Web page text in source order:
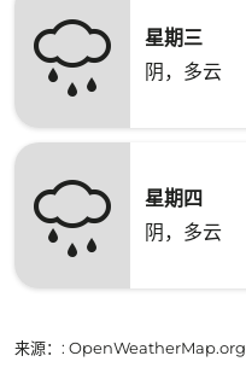
星期三
阴，多云
星期四
阴，多云
来源： : OpenWeatherMap.org